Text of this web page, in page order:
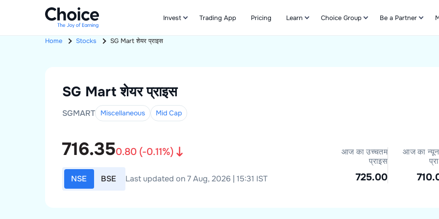
Invest Trading App Pricing Learn Choice Group Be a Partner
Home Stocks SG Mart शेयर प्राइस
SG Mart शेयर प्राइस
SGMART Miscellaneous Mid Cap
716.350.80 (-0.11%)
NSE BSE Last updated on 7 Aug, 2026 | 15:31 IST
आज का उच्चतम
प्राइस
725.00
आज का